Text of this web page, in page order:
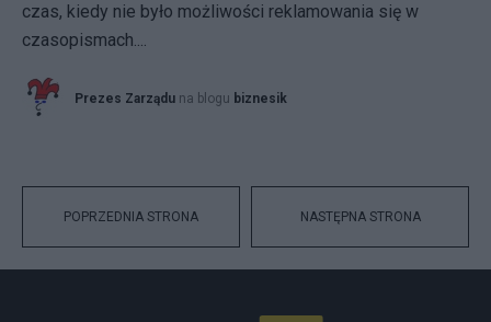
czas, kiedy nie było możliwości reklamowania się w
czasopismach....
Prezes Zarządu na blogu biznesik
POPRZEDNIA STRONA NASTĘPNA STRONA